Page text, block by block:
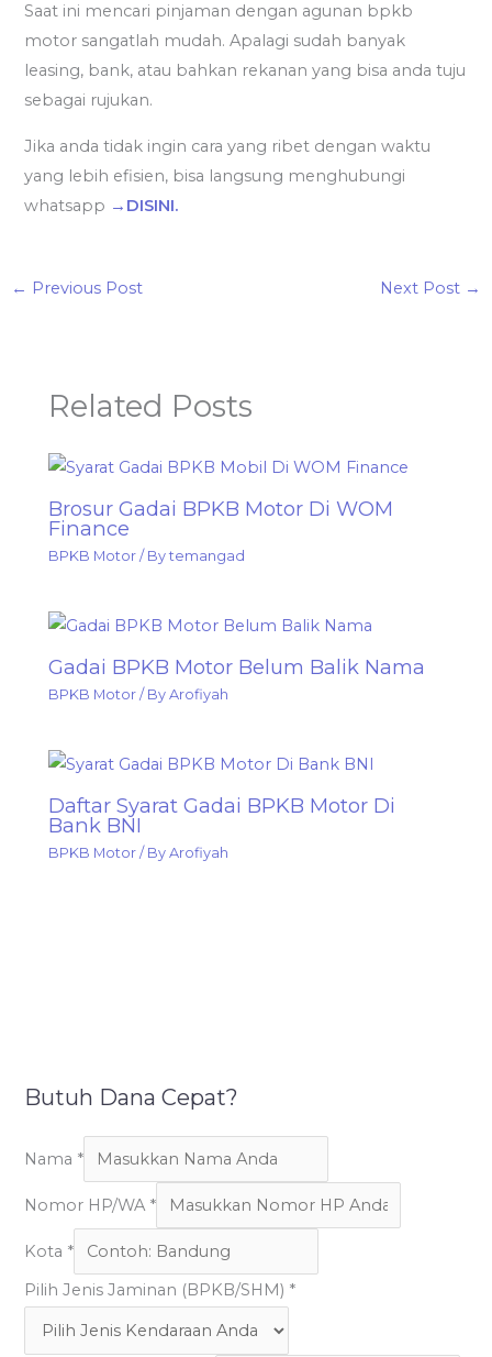
Saat ini mencari pinjaman dengan agunan bpkb
motor sangatlah mudah. Apalagi sudah banyak
leasing, bank, atau bahkan rekanan yang bisa anda tuju
sebagai rujukan.
Jika anda tidak ingin cara yang ribet dengan waktu
yang lebih efisien, bisa langsung menghubungi
whatsapp →DISINI.
← Previous Post Next Post →
Related Posts
Brosur Gadai BPKB Motor Di WOM
Finance
BPKB Motor / Bytemangad
Gadai BPKB Motor Belum Balik Nama
BPKB Motor / ByArofiyah
Daftar Syarat Gadai BPKB Motor Di
Bank BNI
BPKB Motor / ByArofiyah
Butuh Dana Cepat?
Nama *
Nomor HP/WA *
Kota *
Pilih Jenis Jaminan (BPKB/SHM) *